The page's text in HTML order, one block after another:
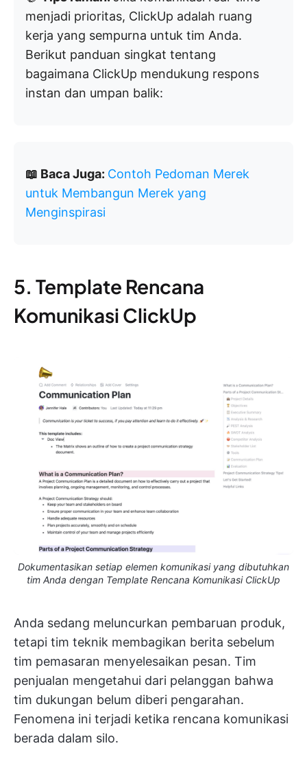
menjadi prioritas, ClickUp adalah ruang
kerja yang sempurna untuk tim Anda.
Berikut panduan singkat tentang
bagaimana ClickUp mendukung respons
instan dan umpan balik:
📖 Baca Juga: Contoh Pedoman Merek
untuk Membangun Merek yang
Menginspirasi
5. Template Rencana
Komunikasi ClickUp
Dokumentasikan setiap elemen komunikasi yang dibutuhkan
tim Anda dengan Template Rencana Komunikasi ClickUp
Anda sedang meluncurkan pembaruan produk,
tetapi tim teknik membagikan berita sebelum
tim pemasaran menyelesaikan pesan. Tim
penjualan mengetahui dari pelanggan bahwa
tim dukungan belum diberi pengarahan.
Fenomena ini terjadi ketika rencana komunikasi
berada dalam silo.